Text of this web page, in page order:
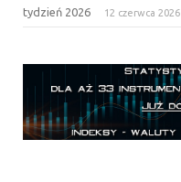
tydzień 2026
12 czerwca 2026